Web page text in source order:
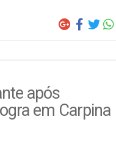
após
em Carpina